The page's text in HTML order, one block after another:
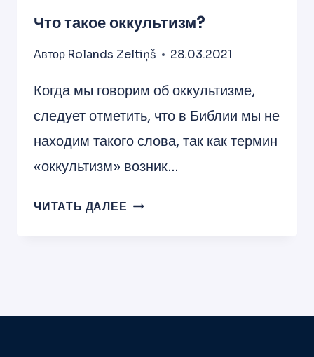
Что такое оккультизм?
Автор Rolands Zeltiņš 28.03.2021
Когда мы говорим об оккультизме,
следует отметить, что в Библии мы не
находим такого слова, так как термин
«оккультизм» возник…
ЧИТАТЬ ДАЛЕЕ ЧТО